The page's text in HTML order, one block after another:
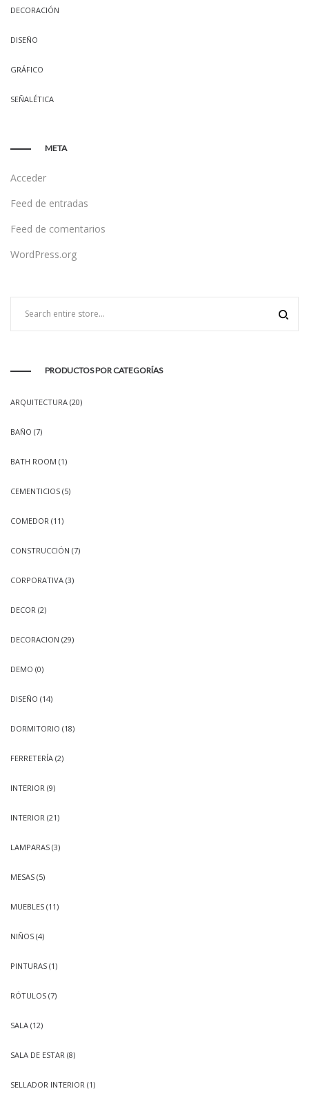
DECORACIÓN
DISEÑO
GRÁFICO
SEÑALÉTICA
META
Acceder
Feed de entradas
Feed de comentarios
WordPress.org
PRODUCTOS POR CATEGORÍAS
ARQUITECTURA (20)
BAÑO (7)
BATH ROOM (1)
CEMENTICIOS (5)
COMEDOR (11)
CONSTRUCCIÓN (7)
CORPORATIVA (3)
DECOR (2)
DECORACION (29)
DEMO (0)
DISEÑO (14)
DORMITORIO (18)
FERRETERÍA (2)
INTERIOR (9)
INTERIOR (21)
LAMPARAS (3)
MESAS (5)
MUEBLES (11)
NIÑOS (4)
PINTURAS (1)
RÓTULOS (7)
SALA (12)
SALA DE ESTAR (8)
SELLADOR INTERIOR (1)